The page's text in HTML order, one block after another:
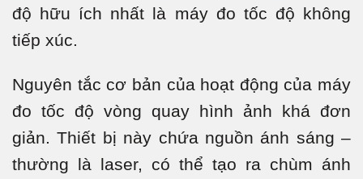
độ hữu ích nhất là máy đo tốc độ không
tiếp xúc.
Nguyên tắc cơ bản của hoạt động của máy
đo tốc độ vòng quay hình ảnh khá đơn
giản. Thiết bị này chứa nguồn ánh sáng –
thường là laser, có thể tạo ra chùm ánh